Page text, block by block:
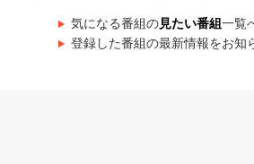
気になる番組の見たい番組 一覧
登録した番組の最新情報をお知